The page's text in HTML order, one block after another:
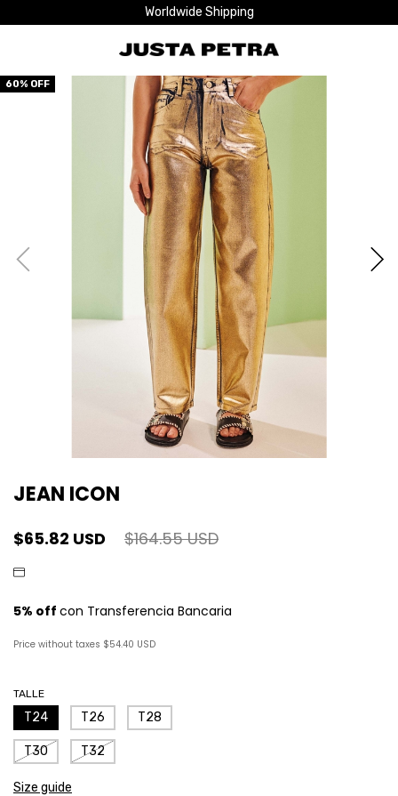
Worldwide Shipping
60% OFF
JEAN ICON
$65.82 USD $164.55 USD
Price without taxes $54.40 USD
TALLE
T24 T26 T28
T30 T32
Size guide